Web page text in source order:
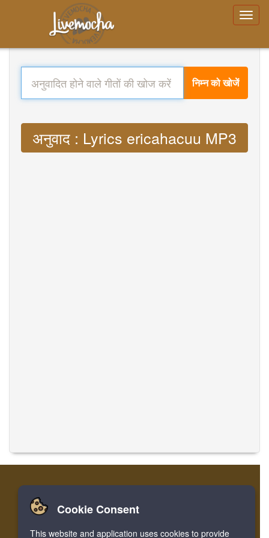
निम्न को खोजें
अनुवाद : Lyrics ericahacuu MP3
Home लॉग इन करें रजिस्टर करें
Cookie Consent
This website and application uses cookies to provide